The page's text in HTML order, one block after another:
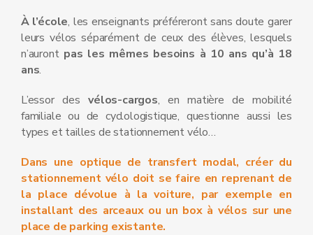
À l’école, les enseignants préféreront sans doute garer
leurs vélos séparément de ceux des élèves, lesquels
n’auront pas les mêmes besoins à 10 ans qu’à 18
ans.
L’essor desvélos-cargos, en matière de mobilité
familiale ou de cyclologistique, questionne aussi les
types et tailles de stationnement vélo…
Dans une optique de transfert modal, créer du
stationnement vélo doit se faire en reprenant de
la place dévolue à la voiture, par exemple en
installant des arceaux ou un box à vélos sur une
place de parking existante.